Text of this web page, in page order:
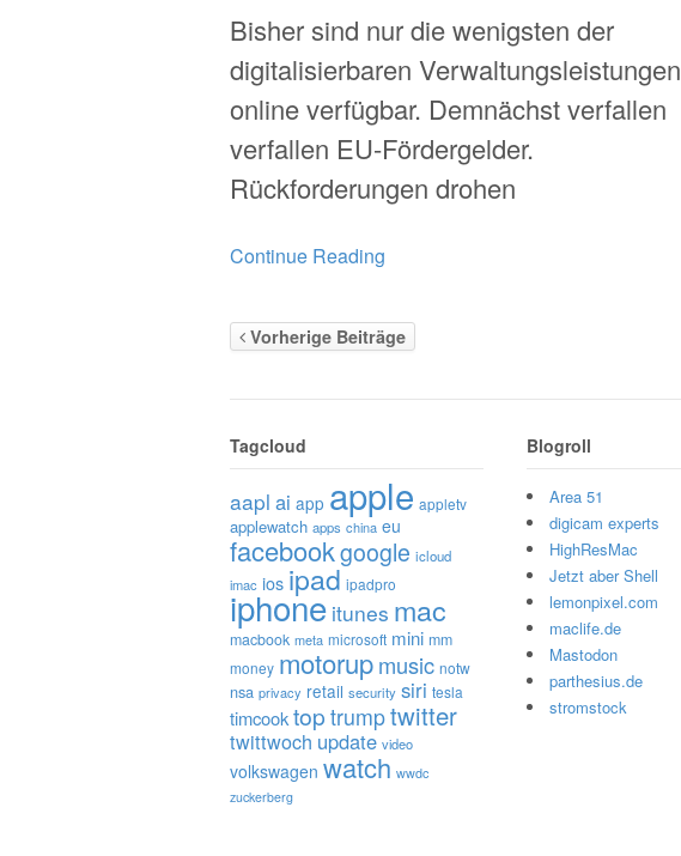
Bisher sind nur die wenigsten der
digitalisierbaren Verwaltungsleistungen
online verfügbar. Demnächst verfallen
verfallen EU-Fördergelder.
Rückforderungen drohen
Continue Reading
Vorherige Beiträge
Tagcloud
aapl ai app apple appletv
applewatch apps china eu
facebookgoogle icloud
imac ios ipad ipadpro
iphone itunes mac
macbook meta microsoft mini mm
money motorupmusic notw
nsa privacy retail security siri tesla
timcooktop trumptwitter
twittwoch update video
volkswagen watch wwdc
zuckerberg
Blogroll
Area 51
digicam experts
HighResMac
Jetzt aber Shell
lemonpixel.com
maclife.de
Mastodon
parthesius.de
stromstock